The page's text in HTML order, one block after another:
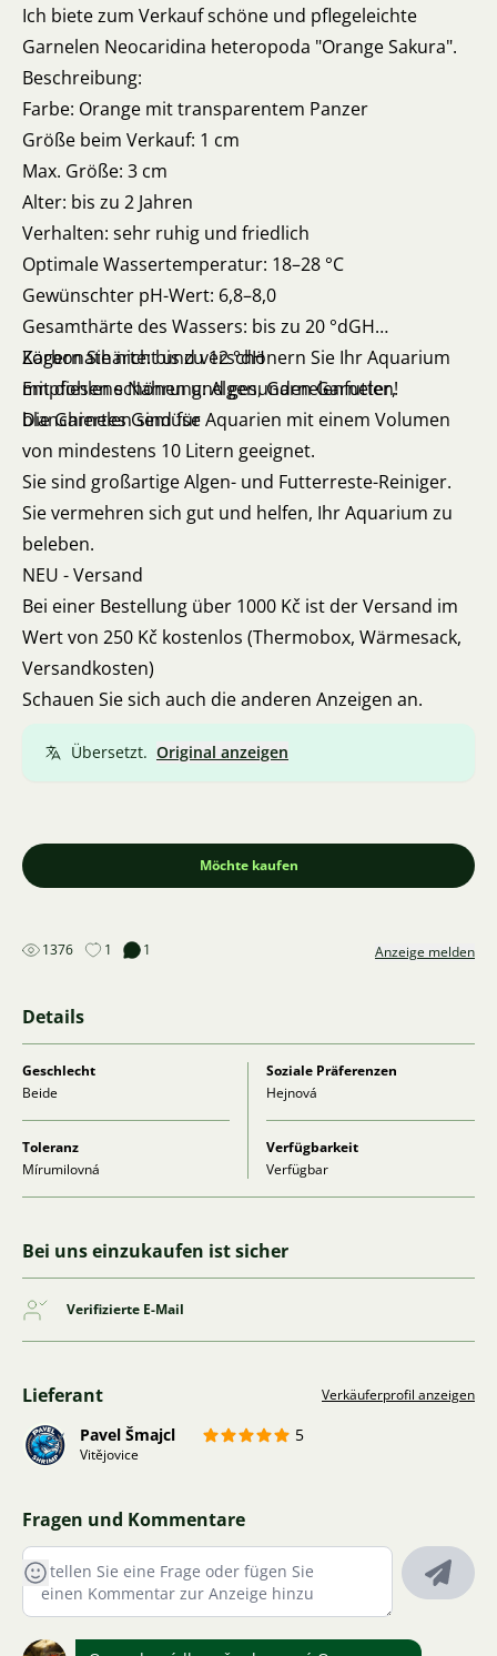
Ich biete zum Verkauf schöne und pflegeleichte
Garnelen Neocaridina heteropoda "Orange Sakura".
Beschreibung:
Farbe: Orange mit transparentem Panzer
Größe beim Verkauf: 1 cm
Max. Größe: 3 cm
Alter: bis zu 2 Jahren
Verhalten: sehr ruhig und friedlich
Optimale Wassertemperatur: 18–28 °C
Gewünschter pH-Wert: 6,8–8,0
Gesamthärte des Wassers: bis zu 20 °dGH
Karbonathärte: bis zu 12 °dH
Empfohlene Nahrung: Algen, Garnelenfutter,
blanchiertes Gemüse
Zögern Sie nicht und verschönern Sie Ihr Aquarium
mit diesen schönen und gesunden Garnelen!
Die Garnelen sind für Aquarien mit einem Volumen
von mindestens 10 Litern geeignet.
Sie sind großartige Algen- und Futterreste-Reiniger.
Sie vermehren sich gut und helfen, Ihr Aquarium zu
beleben.
NEU - Versand
Bei einer Bestellung über 1000 Kč ist der Versand im
Wert von 250 Kč kostenlos (Thermobox, Wärmesack,
Versandkosten)
Schauen Sie sich auch die anderen Anzeigen an.
Übersetzt. Original anzeigen
Möchte kaufen
1376 1 1 Anzeige melden
Details
Geschlecht
Beide
Soziale Präferenzen
Hejnová
Toleranz
Mírumilovná
Verfügbarkeit
Verfügbar
Bei uns einzukaufen ist sicher
Verifizierte E-Mail
Lieferant Verkäuferprofil anzeigen
Pavel Šmajcl 5
Vitějovice
Fragen und Kommentare